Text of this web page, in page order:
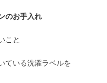
のお手入れ
こと
ている洗濯ラベルを